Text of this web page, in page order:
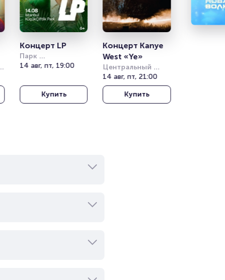
Концерт LP
Парк
Кучукчифтлик
14 авг, пт, 19:00
Купить
Концерт Kanye
West «Ye»
Центральный
стадион Алматы
14 авг, пт, 21:00
Купить